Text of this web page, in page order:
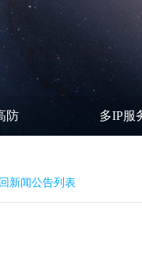
防 多IP服
新闻公告列表